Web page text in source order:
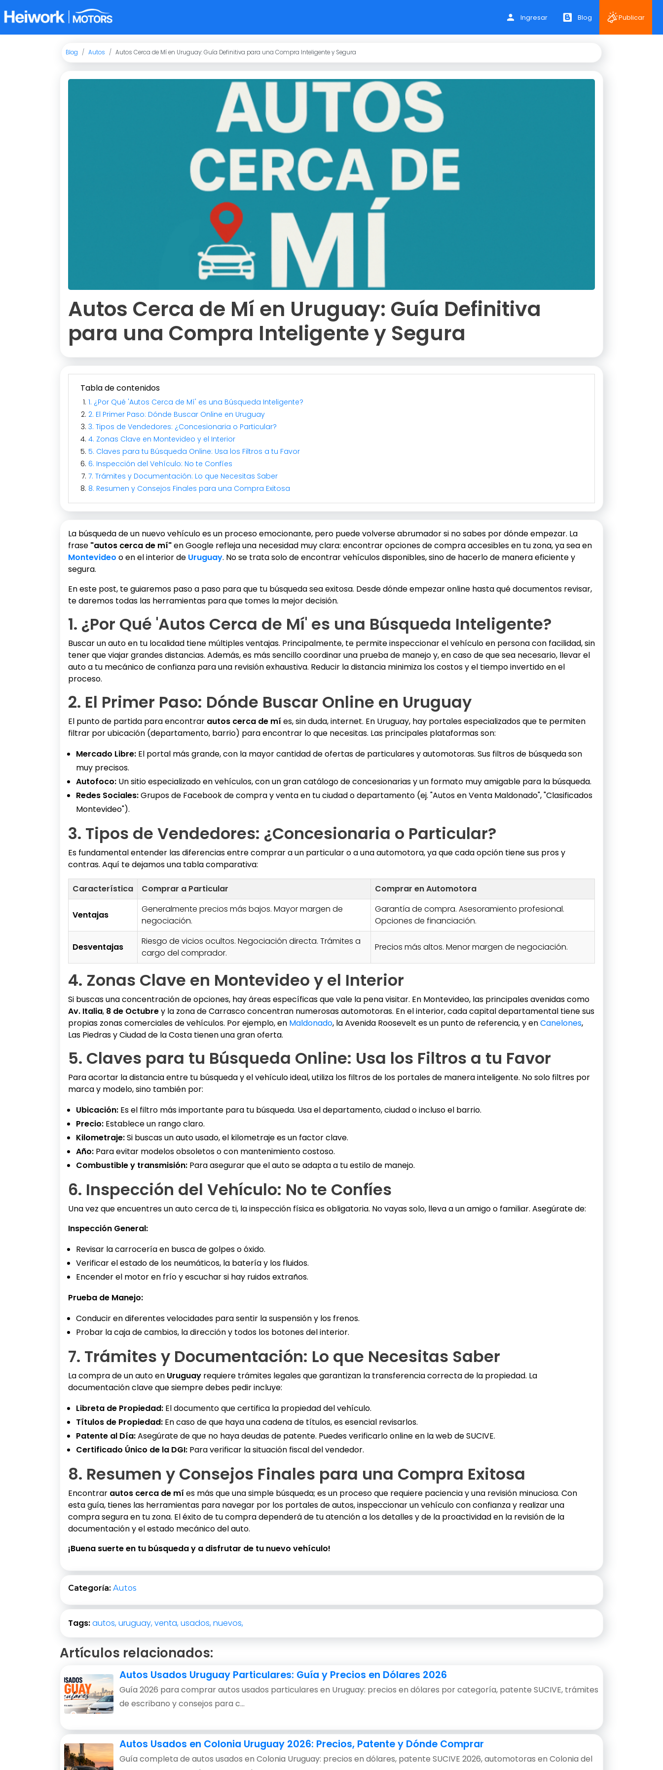
Ingresar Blog Publicar
Blog Autos Autos Cerca de Mí en Uruguay: Guía Definitiva para una Compra Inteligente y Segura
Autos Cerca de Mí en Uruguay: Guía Definitiva
para una Compra Inteligente y Segura
Tabla de contenidos
1. ¿Por Qué 'Autos Cerca de Mí' es una Búsqueda Inteligente?
2. El Primer Paso: Dónde Buscar Online en Uruguay
3. Tipos de Vendedores: ¿Concesionaria o Particular?
4. Zonas Clave en Montevideo y el Interior
5. Claves para tu Búsqueda Online: Usa los Filtros a tu Favor
6. Inspección del Vehículo: No te Confíes
7. Trámites y Documentación: Lo que Necesitas Saber
8. Resumen y Consejos Finales para una Compra Exitosa
La búsqueda de un nuevo vehículo es un proceso emocionante, pero puede volverse abrumador si no sabes por dónde empezar. La
frase "autos cerca de mí"en Google refleja una necesidad muy clara: encontrar opciones de compra accesibles en tu zona, ya sea en
Montevideo o en el interior de Uruguay. No se trata solo de encontrar vehículos disponibles, sino de hacerlo de manera eficiente y
segura.
En este post, te guiaremos paso a paso para que tu búsqueda sea exitosa. Desde dónde empezar online hasta qué documentos revisar,
te daremos todas las herramientas para que tomes la mejor decisión.
1. ¿Por Qué 'Autos Cerca de Mí' es una Búsqueda Inteligente?
Buscar un auto en tu localidad tiene múltiples ventajas. Principalmente, te permite inspeccionar el vehículo en persona con facilidad, sin
tener que viajar grandes distancias. Además, es más sencillo coordinar una prueba de manejo y, en caso de que sea necesario, llevar el
auto a tu mecánico de confianza para una revisión exhaustiva. Reducir la distancia minimiza los costos y el tiempo invertido en el
proceso.
2. El Primer Paso: Dónde Buscar Online en Uruguay
El punto de partida para encontrar autos cerca de mí es, sin duda, internet. En Uruguay, hay portales especializados que te permiten
filtrar por ubicación (departamento, barrio) para encontrar lo que necesitas. Las principales plataformas son:
Mercado Libre:El portal más grande, con la mayor cantidad de ofertas de particulares y automotoras. Sus filtros de búsqueda son
muy precisos.
Autofoco:Un sitio especializado en vehículos, con un gran catálogo de concesionarias y un formato muy amigable para la búsqueda.
Redes Sociales:Grupos de Facebook de compra y venta en tu ciudad o departamento (ej. "Autos en Venta Maldonado", "Clasificados
Montevideo").
3. Tipos de Vendedores: ¿Concesionaria o Particular?
Es fundamental entender las diferencias entre comprar a un particular o a una automotora, ya que cada opción tiene sus pros y
contras. Aquí te dejamos una tabla comparativa:
Característica Comprar a Particular Comprar en Automotora
Ventajas
Generalmente precios más bajos. Mayor margen de
negociación.
Garantía de compra. Asesoramiento profesional.
Opciones de financiación.
Desventajas
Riesgo de vicios ocultos. Negociación directa. Trámites a
cargo del comprador.
Precios más altos. Menor margen de negociación.
4. Zonas Clave en Montevideo y el Interior
Si buscas una concentración de opciones, hay áreas específicas que vale la pena visitar. En Montevideo, las principales avenidas como
Av. Italia, 8 de Octubrey la zona de Carrasco concentran numerosas automotoras. En el interior, cada capital departamental tiene sus
propias zonas comerciales de vehículos. Por ejemplo, en Maldonado, la Avenida Roosevelt es un punto de referencia, y enCanelones,
Las Piedras y Ciudad de la Costa tienen una gran oferta.
5. Claves para tu Búsqueda Online: Usa los Filtros a tu Favor
Para acortar la distancia entre tu búsqueda y el vehículo ideal, utiliza los filtros de los portales de manera inteligente. No solo filtres por
marca y modelo, sino también por:
Ubicación:Es el filtro más importante para tu búsqueda. Usa el departamento, ciudad o incluso el barrio.
Precio:Establece un rango claro.
Kilometraje:Si buscas un auto usado, el kilometraje es un factor clave.
Año:Para evitar modelos obsoletos o con mantenimiento costoso.
Combustible y transmisión:Para asegurar que el auto se adapta a tu estilo de manejo.
6. Inspección del Vehículo: No te Confíes
Una vez que encuentres un auto cerca de ti, la inspección física es obligatoria. No vayas solo, lleva a un amigo o familiar. Asegúrate de:
Inspección General:
Revisar la carrocería en busca de golpes o óxido.
Verificar el estado de los neumáticos, la batería y los fluidos.
Encender el motor en frío y escuchar si hay ruidos extraños.
Prueba de Manejo:
Conducir en diferentes velocidades para sentir la suspensión y los frenos.
Probar la caja de cambios, la dirección y todos los botones del interior.
7. Trámites y Documentación: Lo que Necesitas Saber
La compra de un auto en Uruguayrequiere trámites legales que garantizan la transferencia correcta de la propiedad. La
documentación clave que siempre debes pedir incluye:
Libreta de Propiedad:El documento que certifica la propiedad del vehículo.
Títulos de Propiedad:En caso de que haya una cadena de títulos, es esencial revisarlos.
Patente al Día:Asegúrate de que no haya deudas de patente. Puedes verificarlo online en la web de SUCIVE.
Certificado Único de la DGI:Para verificar la situación fiscal del vendedor.
8. Resumen y Consejos Finales para una Compra Exitosa
Encontrar autos cerca de mí es más que una simple búsqueda; es un proceso que requiere paciencia y una revisión minuciosa. Con
esta guía, tienes las herramientas para navegar por los portales de autos, inspeccionar un vehículo con confianza y realizar una
compra segura en tu zona. El éxito de tu compra dependerá de tu atención a los detalles y de la proactividad en la revisión de la
documentación y el estado mecánico del auto.
¡Buena suerte en tu búsqueda y a disfrutar de tu nuevo vehículo!
Categoría: Autos
Tags:autos,uruguay,venta,usados,nuevos,
Artículos relacionados:
Autos Usados Uruguay Particulares: Guía y Precios en Dólares 2026
Guía 2026 para comprar autos usados particulares en Uruguay: precios en dólares por categoría, patente SUCIVE, trámites
de escribano y consejos para c...
Autos Usados en Colonia Uruguay 2026: Precios, Patente y Dónde Comprar
Guía completa de autos usados en Colonia Uruguay: precios en dólares, patente SUCIVE 2026, automotoras en Colonia del